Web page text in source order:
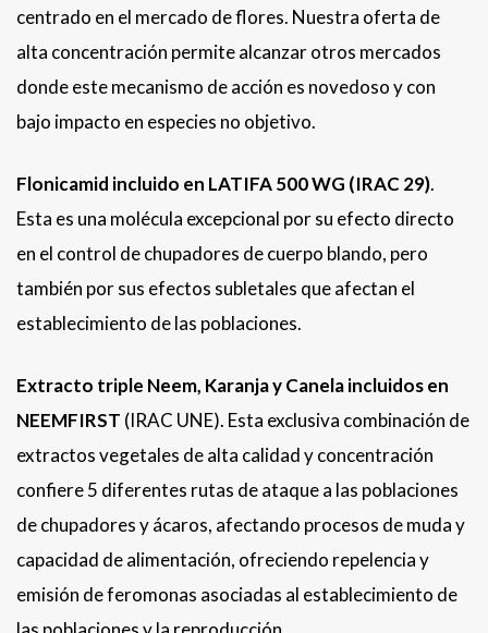
centrado en el mercado de flores. Nuestra oferta de
alta concentración permite alcanzar otros mercados
donde este mecanismo de acción es novedoso y con
bajo impacto en especies no objetivo.
Flonicamid incluido en LATIFA 500 WG (IRAC 29).
Esta es una molécula excepcional por su efecto directo
en el control de chupadores de cuerpo blando, pero
también por sus efectos subletales que afectan el
establecimiento de las poblaciones.
Extracto triple Neem, Karanja y Canela incluidos en
NEEMFIRST (IRAC UNE). Esta exclusiva combinación de
extractos vegetales de alta calidad y concentración
confiere 5 diferentes rutas de ataque a las poblaciones
de chupadores y ácaros, afectando procesos de muda y
capacidad de alimentación, ofreciendo repelencia y
emisión de feromonas asociadas al establecimiento de